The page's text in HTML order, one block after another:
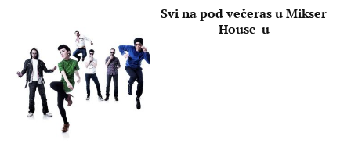
Svi na pod večeras u Mikser
House-u